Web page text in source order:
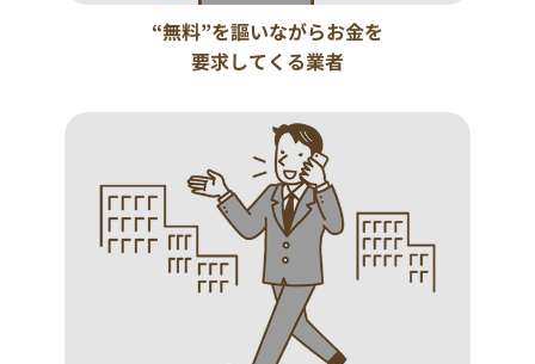
“無料”を謳いながらお金を
要求してくる業者